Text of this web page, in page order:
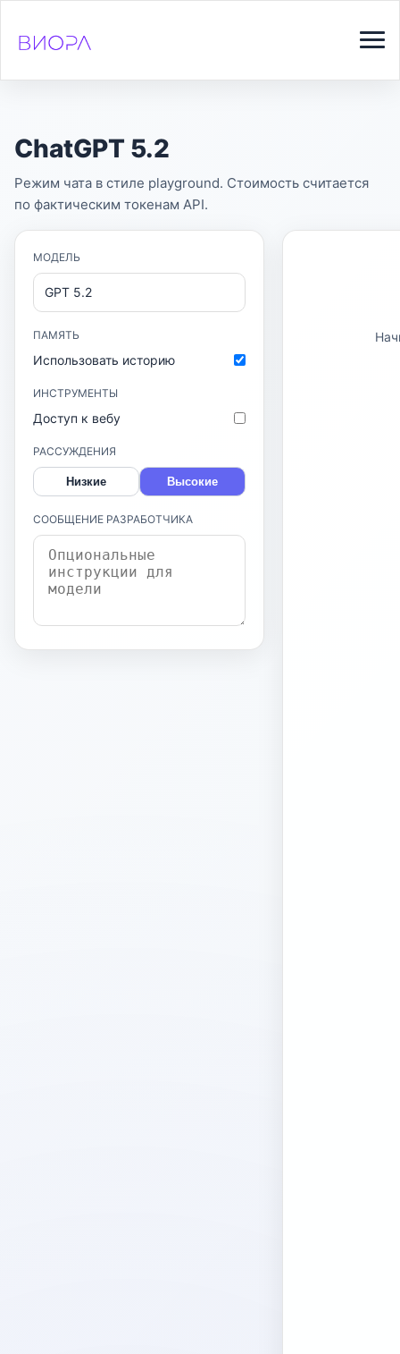
ChatGPT 5.2
Режим чата в стиле playground. Стоимость считается
по фактическим токенам API.
МОДЕЛЬ
GPT 5.2
ПАМЯТЬ
Использовать историю
ИНСТРУМЕНТЫ
Доступ к вебу
РАССУЖДЕНИЯ
Низкие Высокие
СООБЩЕНИЕ РАЗРАБОТЧИКА